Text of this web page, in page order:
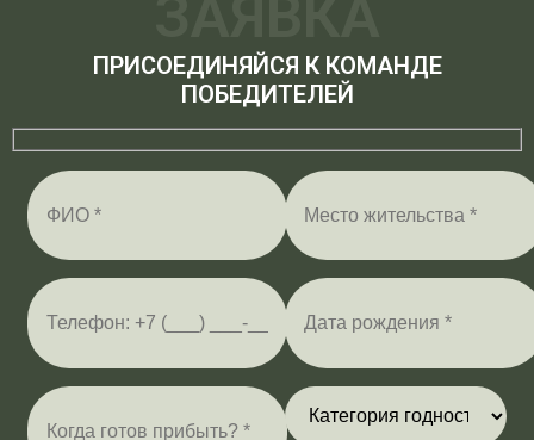
ПРИСОЕДИНЯЙСЯ К КОМАНДЕ
ПОБЕДИТЕЛЕЙ